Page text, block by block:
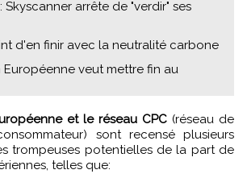
Skyscanner arrête de "verdir" ses
d'en finir avec la neutralité carbone
Européenne veut mettre fin au
et le réseau CPC (réseau de
sont recensé plusieurs
trompeuses potentielles de la part de
telles que: